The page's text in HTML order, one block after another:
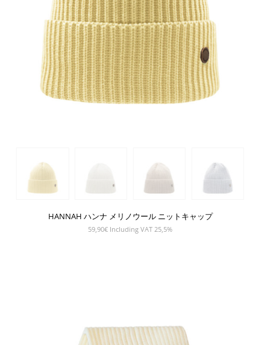
HANNAH ハンナ メリノウール ニットキャップ
59,90€ Including VAT 25,5%